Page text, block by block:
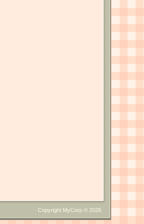
Copyright MyCorp © 2026